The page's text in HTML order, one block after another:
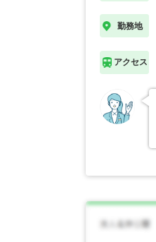
勤務地
アクセス